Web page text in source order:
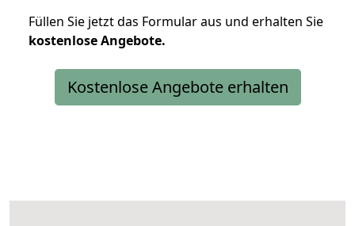
Füllen Sie jetzt das Formular aus und erhalten Sie
kostenloseAngebote.
Kostenlose Angebote erhalten